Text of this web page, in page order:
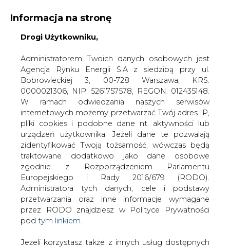
KONTAKT:
WYDAWCA PORTALU:
WYSOKI KONTRAST WIELKOŚĆ TEKSTU A A
ZALOGUJ SIĘ
WŁĄCZ CIRE.TV
Informacja na stronę
Drogi Użytkowniku,
Administratorem Twoich danych osobowych jest
Agencja Rynku Energii S.A z siedzibą przy ul.
Bobrowieckiej 3, 00-728 Warszawa, KRS:
0000021306, NIP: 5261757578, REGON: 012435148.
W ramach odwiedzania naszych serwisów
internetowych możemy przetwarzać Twój adres IP,
pliki cookies i podobne dane nt. aktywności lub
urządzeń użytkownika. Jeżeli dane te pozwalają
zidentyfikować Twoją tożsamość, wówczas będą
traktowane dodatkowo jako dane osobowe
zgodnie z Rozporządzeniem Parlamentu
Europejskiego i Rady 2016/679 (RODO).
Administratora tych danych, cele i podstawy
przetwarzania oraz inne informacje wymagane
przez RODO znajdziesz w Polityce Prywatności
pod tym linkiem.
Jeżeli korzystasz także z innych usług dostępnych